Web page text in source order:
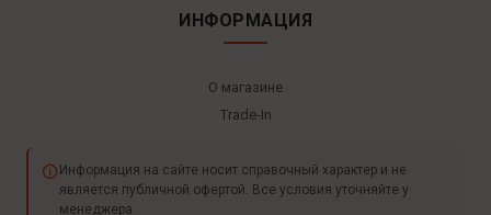
ИНФОРМАЦИЯ
О магазине
Trade-In
Информация на сайте носит справочный характер и не
является публичной офертой. Все условия уточняйте у
менеджера.